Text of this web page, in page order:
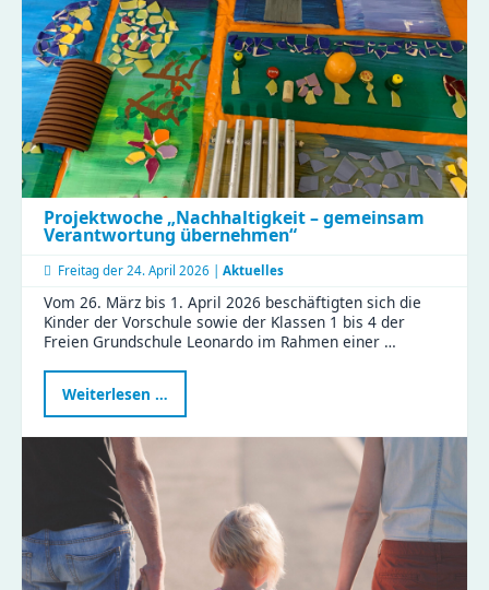
Projektwoche „Nachhaltigkeit – gemeinsam
Verantwortung übernehmen“
Freitag der 24. April 2026 | Aktuelles
Vom 26. März bis 1. April 2026 beschäftigten sich die
Kinder der Vorschule sowie der Klassen 1 bis 4 der
Freien Grundschule Leonardo im Rahmen einer …
Weiterlesen …
„Nachhaltigkeit
–